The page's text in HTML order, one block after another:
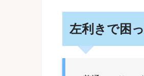
左利きで困